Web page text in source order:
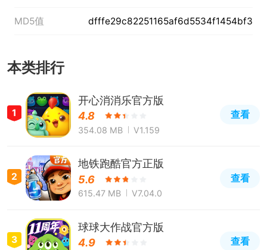
MD5值 dfffe29c82251165af6d5534f1454bf3
本类排行
1
开心消消乐官方版
4.8
354.08 MB V1.159
查看
2
地铁跑酷官方正版
5.6
615.47 MB V7.04.0
查看
3
球球大作战官方版
4.9
查看